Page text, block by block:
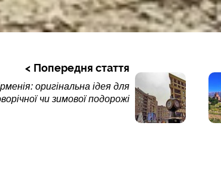
Попередня стаття
оригінальна ідея для
чи зимової подорожі